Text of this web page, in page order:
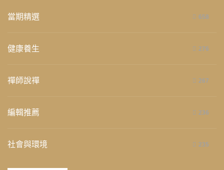
當期精選 658
健康養生 276
禪師說禪 267
編輯推薦 236
社會與環境 235